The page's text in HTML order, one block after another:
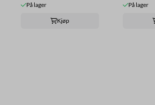
På lager
Kjøp
På lager